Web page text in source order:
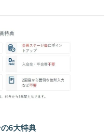
6大特典